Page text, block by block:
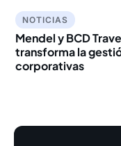
NOTICIAS
Mendel y BCD
transforma la
corporativas